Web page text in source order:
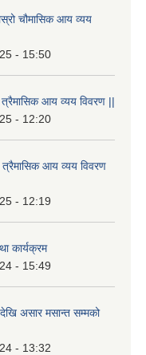
चौमासिक आय व्यय
- 15:50
आय व्यय विवरण ||
- 12:20
आय व्यय विवरण
- 12:19
कार्यक्रम
- 15:49
असार मसान्त सम्मको
- 13:32